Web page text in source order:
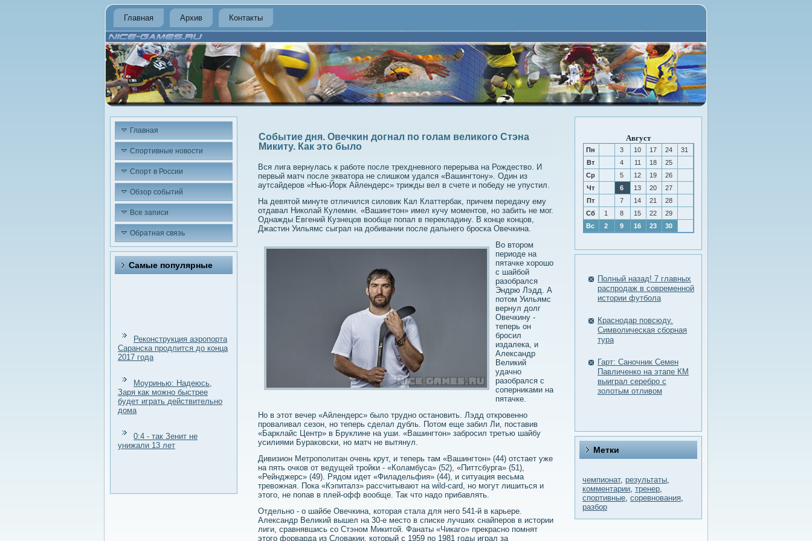
Главная Архив Контакты
Главная
Спортивные новости
Спорт в России
Обзор событий
Все записи
Обратная связь
Самые популярные
Реконструкция аэропорта
Саранска продлится до конца
2017 года
Моуринью: Надеюсь,
Заря как можно быстрее
будет играть действительно
дома
0:4 - так Зенит не
унижали 13 лет
Событие дня. Овечкин догнал по голам великого Стэна
Микиту. Как это было
Вся лига вернулась к работе после трехдневного перерыва на Рождество. И
первый матч после экватора не слишком удался «Вашингтону». Один из
аутсайдеров «Нью-Йорк Айлендерс» трижды вел в счете и победу не упустил.
На девятой минуте отличился силовик Кал Клаттербак, причем передачу ему
отдавал Николай Кулемин. «Вашингтон» имел кучу моментов, но забить не мог.
Однажды Евгений Кузнецов вообще попал в перекладину. В конце концов,
Джастин Уильямс сыграл на добивании после дальнего броска Овечкина.
Во втором
периоде на
пятачке хорошо
с шайбой
разобрался
Эндрю Лэдд. А
потом Уильямс
вернул долг
Овечкину -
теперь он
бросил
издалека, и
Александр
Великий
удачно
разобрался с
соперниками на
пятачке.
Но в этот вечер «Айлендерс» было трудно остановить. Лэдд откровенно
проваливал сезон, но теперь сделал дубль. Потом еще забил Ли, поставив
«Барклайс Центр» в Бруклине на уши. «Вашингтон» забросил третью шайбу
усилиями Бураковски, но матч не вытянул.
Дивизион Метрополитан очень крут, и теперь там «Вашингтон» (44) отстает уже
на пять очков от ведущей тройки - «Коламбуса» (52), «Питтсбурга» (51),
«Рейнджерс» (49). Рядом идет «Филадельфия» (44), и ситуация весьма
тревожная. Пока «Кэпиталз» рассчитывают на wild-card, но могут лишиться и
этого, не попав в плей-офф вообще. Так что надо прибавлять.
Отдельно - о шайбе Овечкина, которая стала для него 541-й в карьере.
Александр Великий вышел на 30-е место в списке лучших снайперов в истории
лиги, сравнявшись со Стэном Микитой. Фанаты «Чикаго» прекрасно помнят
этого форварда из Словакии, который с 1959 по 1981 годы играл за
Август
Пн 3 10 17 24
31
Вт
4 11 18
25
Ср
5 12 19
26
Чт
6 13 20
27
Пт
7 14 21
28
Сб
1 8 15 22
29
Вс
2 9 16 23 30
Полный назад! 7 главных
распродаж в современной
истории футбола
Краснодар повсюду.
Символическая сборная
тура
Гарт: Саночник Семен
Павличенко на этапе КМ
выиграл серебро с
золотым отливом
Метки
чемпионат, результаты,
комментарии, тренер,
спортивные, соревнования,
разбор